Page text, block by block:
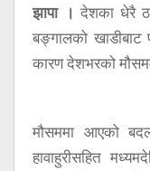
झापा । देशका धेरै
बङ्गालको खाडीबाट
कारण देशभरको
मौसममा आएको
हावाहुरीसहित